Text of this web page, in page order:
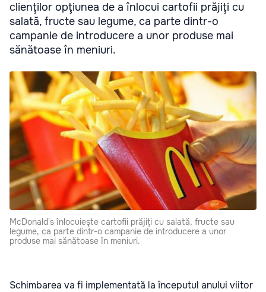
clienţilor opţiunea de a înlocui cartofii prăjiţi cu
salată, fructe sau legume, ca parte dintr-o
campanie de introducere a unor produse mai
sănătoase în meniuri.
McDonald's înlocuieşte cartofii prăjiţi cu salată, fructe sau
legume, ca parte dintr-o campanie de introducere a unor
produse mai sănătoase în meniuri.
Schimbarea va fi implementată la începutul anului viitor